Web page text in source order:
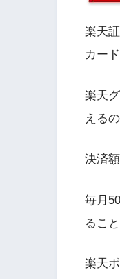
楽天
カー
楽天
える
決済
毎月
るこ
楽天